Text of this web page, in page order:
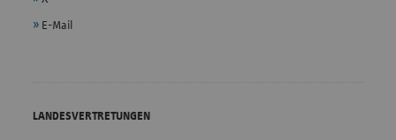
E-Mail
LANDESVERTRETUNGEN